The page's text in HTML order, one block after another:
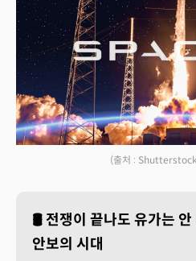
(출처 :
🛢️전쟁이 끝나도 유가는
안보의 시대